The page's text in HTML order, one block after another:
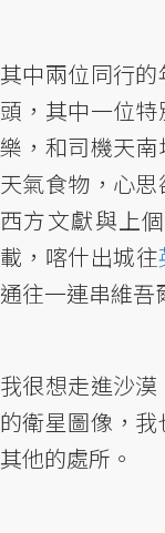
其中兩位同行
頭，其中一位
樂，和司機天
天氣食物，心
西方文獻與上
載，喀什出城往
通往一連串維吾
我很想走進沙
的衛星圖像，
其他的處所。